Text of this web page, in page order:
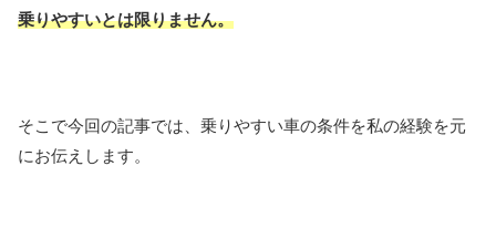
乗りやすいとは限りません。
そこで今回の記事では、乗りやすい車の条件を私の経験を元
にお伝えします。